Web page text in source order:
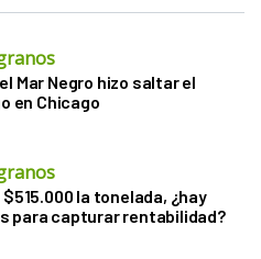
Mar Negro hizo saltar el
en Chicago
$515.000 la tonelada, ¿hay
para capturar rentabilidad?